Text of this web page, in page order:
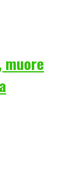
muore